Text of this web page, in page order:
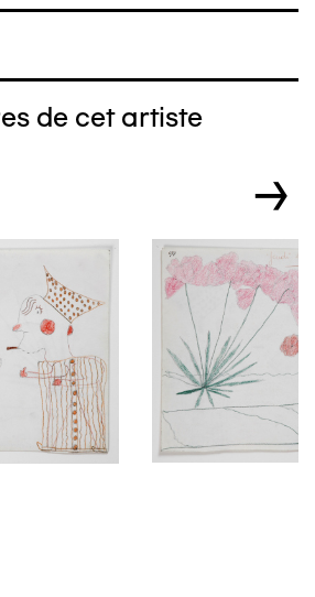
de cet artiste
→